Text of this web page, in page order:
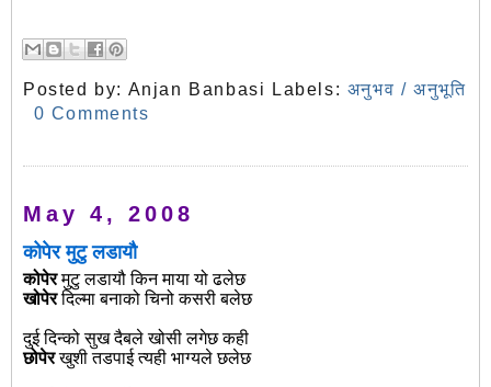
Posted by: Anjan Banbasi Labels: अनुभव / अनुभूति
0 Comments
May 4, 2008
कोपेर मुटु लडायौ
कोपेरमुटु लडायौ किन माया यो ढलेछ
खोपेरदिल्मा बनाको चिनो कसरी बलेछ
दुई दिन्को सुख दैबले खोसी लगेछ कही
छोपेरखुशी तडपाई त्यही भाग्यले छलेछ